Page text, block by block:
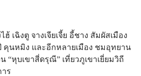
ฮ้ เฉิงตู จางเจียเจี้ย อี้ชาง สัมผัสเมือง
คุนหมิง และอีกหลายเมือง ชมอุทยาน
หุบเขาสี่ดรุณี” เที่ยวภูเขาเยี่ยมวิถี
ร